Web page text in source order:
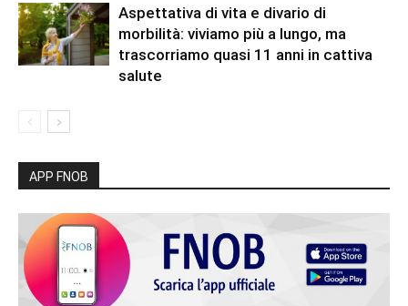
Aspettativa di vita e divario di
morbilità: viviamo più a lungo, ma
trascorriamo quasi 11 anni in cattiva
salute
APP FNOB